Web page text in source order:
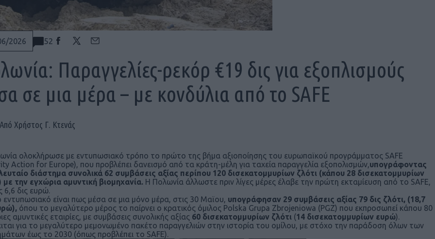
2026 52
Παραγγελίες-ρεκόρ €19 δις για εξοπλισμούς
σε μια μέρα – με κονδύλια από το SAFE
Από Χρήστος Γ. Κτενάς
ολοκλήρωσε με εντυπωσιακό τρόπο το πρώτο της βήμα αξιοποίησης του ευρωπαϊκού προγράμματος SAFE
Action for Europe), που προβλέπει δανεισμό από τα κράτη-μέλη για ταχεία παραγγελία εξοπολισμών, υπογράφοντας
διάστημα συνολικά 62 συμβάσεις αξίας περίπου 120 δισεκατομμυρίων ζλότι (κάπου 28 δισεκατομμυρίων
την εγχώρια αμυντική βιομηχανία. H Πολωνία άλλωστε πριν λίγες μέρες έλαβε την πρώτη εκταμίευση από το SAFE,
6,6 δις ευρώ.
εντυπωσιακό είναι πως μέσα σε μια μόνο μέρα, στις 30 Μαϊου, υπογράφησαν 29 συμβάσεις αξίας 79 δις ζλότι, (18,7
όπου το μεγαλύτερο μέρος το παίρνει ο κρατικός όμιλος Polska Grupa Zbrojeniowa (PGZ) που εκπροσωπεί κάπου 80
αμυντικές εταιρίες, με συμβάσεις συνολικής αξίας 60 δισεκατομμυρίων ζλότι (14 δισεκατομμυρίων ευρώ).
για το μεγαλύτερο μεμονωμένο πακέτο παραγγελιών στην ιστορία του ομίλου, με στόχο την παράδοση όλων των
έως το 2030 (όπως προβλέπει το SAFE).